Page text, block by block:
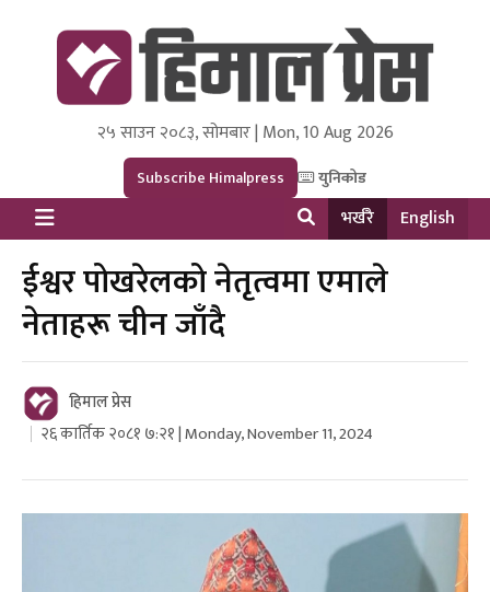
Himal Press
Dot NewsyNepal Media and Research Pvt Ltd.
२५ साउन २०८३, सोमबार | Mon, 10 Aug 2026
Subscribe Himalpress युनिकोड
भर्खरै English
ईश्वर पोखरेलको नेतृत्वमा एमाले
नेताहरू चीन जाँदै
हिमाल प्रेस
२६ कार्तिक २०८१ ७:२१ | Monday, November 11, 2024